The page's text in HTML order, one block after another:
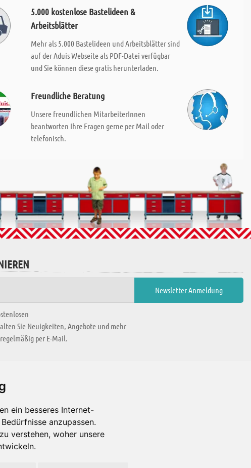
ein besseres Internet-
anzupassen.
verstehen, woher unsere
5.000 kostenlose Bastelideen &
Arbeitsblätter
Mehr als 5.000 Bastelideen und Arbeitsblätter sind
auf der Aduis Webseite als PDF-Datei verfügbar
und Sie können diese gratis herunterladen.
Freundliche Beratung
Unsere freundlichen MitarbeiterInnen
beantworten Ihre Fragen gerne per Mail oder
telefonisch.
Sie Neuigkeiten, Angebote und mehr
per E-Mail.
Es gibt uns auch in